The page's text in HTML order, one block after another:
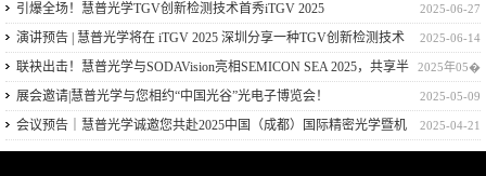
2025-06-27
引爆全场！慧普光学TGV创新检测技术首秀iTGV 2025
2025-06-14
演讲预告 | 慧普光学将在 iTGV 2025 深圳分享一种TGV创新检测技术
2025年05�
联袂出击！慧普光学与SODAVision亮相SEMICON SEA 2025，共享半
导体量检测技术
2025-05-09
展会邀请|慧普光学与您相约“中国光谷”光电子博览会！
2025-04-21
会议预告｜慧普光学诚邀您共赴2025中国（成都）国际精密光学暨机
器视觉技术应用大会！